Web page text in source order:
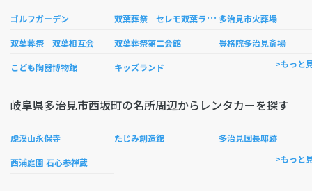
ゴルフガーデン 双
葉葬祭 セレモ双葉ライフホール 多治見市火葬場
双葉葬祭 双葉相互会 双葉葬祭第二会館 豊格院多治見斎場
こども陶器博物館 キッズランド >もっと
岐阜県多治見市西坂町の名所周辺からレンタカーを探す
虎渓山永保寺 たじみ創造館 多治見国長邸跡
西浦庭園 石心参禅蔵 >もっと